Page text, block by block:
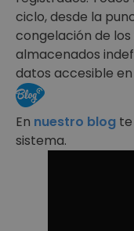
ciclo, desde la
congelación de
almacenados
datos accesible
En nuestro blog
sistema.